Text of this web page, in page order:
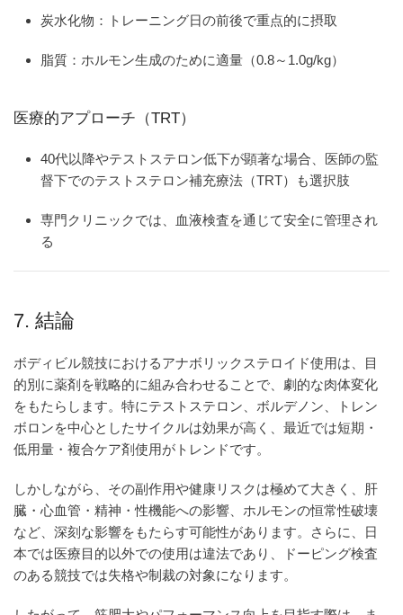
炭水化物：トレーニング日の前後で重点的に摂取
脂質：ホルモン生成のために適量（0.8～1.0g/kg）
医療的アプローチ（TRT）
40代以降やテストステロン低下が顕著な場合、医師の監
督下でのテストステロン補充療法（TRT）も選択肢
専門クリニックでは、血液検査を通じて安全に管理され
る
7. 結論
ボディビル競技におけるアナボリックステロイド使用は、目
的別に薬剤を戦略的に組み合わせることで、劇的な肉体変化
をもたらします。特にテストステロン、ボルデノン、トレン
ボロンを中心としたサイクルは効果が高く、最近では短期・
低用量・複合ケア剤使用がトレンドです。
しかしながら、その副作用や健康リスクは極めて大きく、肝
臓・心血管・精神・性機能への影響、ホルモンの恒常性破壊
など、深刻な影響をもたらす可能性があります。さらに、日
本では医療目的以外での使用は違法であり、ドーピング検査
のある競技では失格や制裁の対象になります。